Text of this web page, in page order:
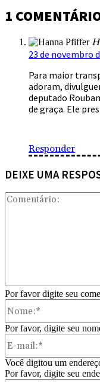
1
23 de novembro
Para maior
adoram,
deputado
de graça. Ele
Responder
DEIXE UMA
Por favor digite seu
Por favor, digite seu
Você digitou um
Por favor, digite seu